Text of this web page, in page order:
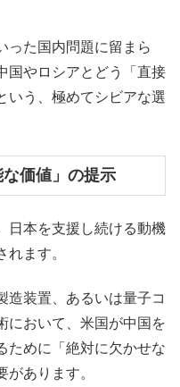
った国内問題に留まら
国やロシアとどう「直接
いう、極めてシビアな選
価値」の提示
日本を支援し続ける動機
ます。
造装置、あるいは量子コ
において、米国が中国を
ために「絶対に欠かせな
あります。